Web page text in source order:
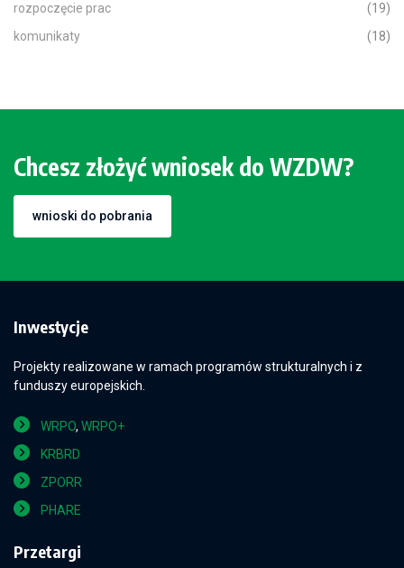
rozpoczęcie prac
(19)
komunikaty
(18)
Chcesz złożyć wniosek do WZDW?
wnioski do pobrania
Inwestycje
Projekty realizowane w ramach programów strukturalnych i z
funduszy europejskich.
WRPO, WRPO+
KRBRD
ZPORR
PHARE
Przetargi